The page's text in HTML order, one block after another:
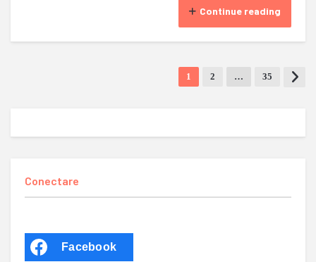
Continue reading
1 2 … 35
Conectare
Facebook